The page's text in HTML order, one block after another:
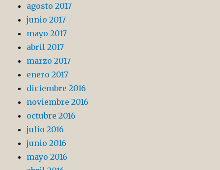
agosto 2017
junio 2017
mayo 2017
abril 2017
marzo 2017
enero 2017
diciembre 2016
noviembre 2016
octubre 2016
julio 2016
junio 2016
mayo 2016